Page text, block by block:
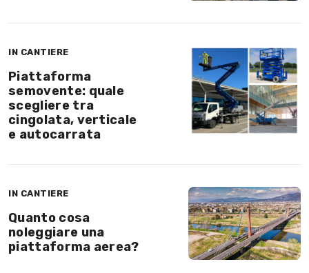
IN CANTIERE
Piattaforma
semovente: quale
scegliere tra
cingolata, verticale
e autocarrata
IN CANTIERE
Quanto cosa
noleggiare una
piattaforma aerea?